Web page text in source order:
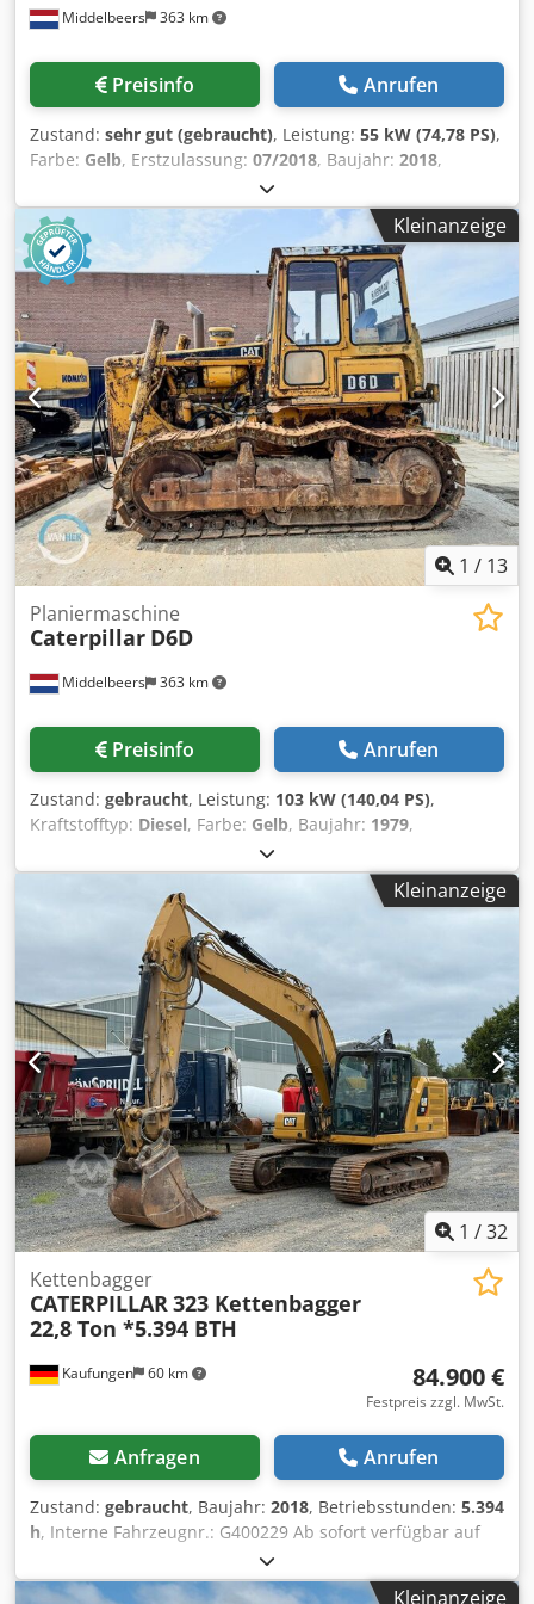
Middelbeers 363 km
Preisinfo Anrufen
Zustand: sehr gut (gebraucht), Leistung: 55 kW (74,78 PS),
Farbe: Gelb, Erstzulassung: 07/2018, Baujahr: 2018,
, Ausstattung:
Kabine, Modelljahr: 2018 Zylinderzahl: 3 Leergewicht:
6.460 kg Anzahl der Ventile: 3 CE-Kennzeichnung: ja
Technischer Zustand: sehr gut Chedpfxsy A Tn Hj Am Uea
Optischer Zustand: sehr gut Preis: Auf Anfrage
Seriennummer: CAT0908MAH8803391 = Weitere Optionen
und Zubehör = - 3. Ventil - Geschlossene Kabine -
Zentralschmierung
Kleinanzeige
1 / 13
Middelbeers 363 km
Planiermaschine
Caterpillar D6D
Preisinfo Anrufen
Zustand: gebraucht, Leistung: 103 kW (140,04 PS),
Kraftstofftyp: Diesel, Farbe: Gelb, Baujahr: 1979,
Allgemeine Informationen Baujahr: 1979 Modelljahr: 1979
Seriennummer: 20X1733 Technische Informationen
Zylinderzahl: 6 Antrieb: Raupe Leergewicht: 14.000 kg
Zustand Allgemeiner Zustand: durchschnittlich
Technischer Zustand: gut Optischer Zustand: schlecht
Finanzielle Informationen Preis: Auf Anfrage Weitere
Informationen Wenden Sie sich an Ernst van Hek, um
weitere Informationen zu erhalten. Codsun Rlqspfx Am
Uoha
Kleinanzeige
1 /32
Kaufungen 60 km
Kettenbagger
CATERPILLAR323 Kettenbagger
22,8 Ton *5.394 BTH
84.900 €
Festpreis zzgl. MwSt.
Anfragen Anrufen
Zustand: gebraucht, Baujahr: 2018, Betriebsstunden: 5.394
h, Interne Fahrzeugnr.: G400229 Ab sofort verfügbar auf
unserem Hof in Kaufungen. Mehr INFO unter: * Luis
Lucena * Viktoria Sologubova Deutsch CAT 323
Kleinanzeige